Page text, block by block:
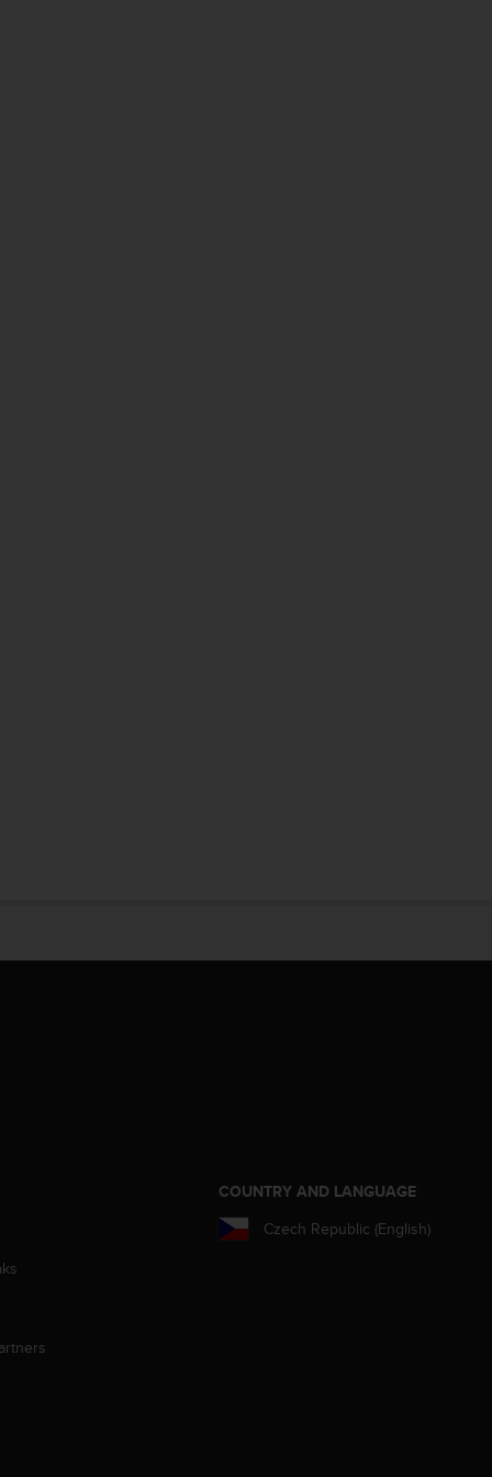
COUNTRY AND LANGUAGE
Czech Republic (English)